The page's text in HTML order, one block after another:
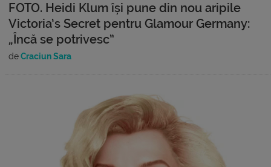
FOTO. Heidi Klum își pune din nou aripile
Victoria’s Secret pentru Glamour Germany:
„Încă se potrivesc”
deCraciun Sara